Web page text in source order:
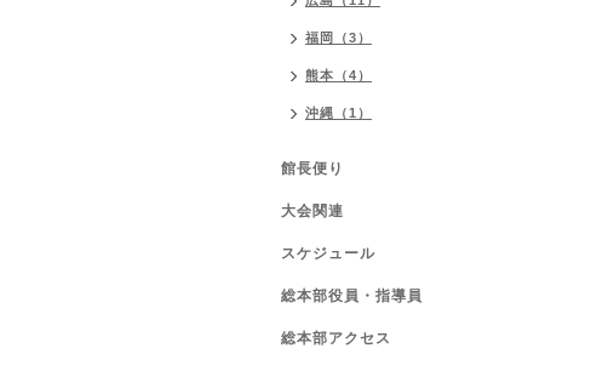
福岡（3）
熊本（4）
沖縄（1）
館長便り
大会関連
スケジュール
総本部役員・指導員
総本部アクセス